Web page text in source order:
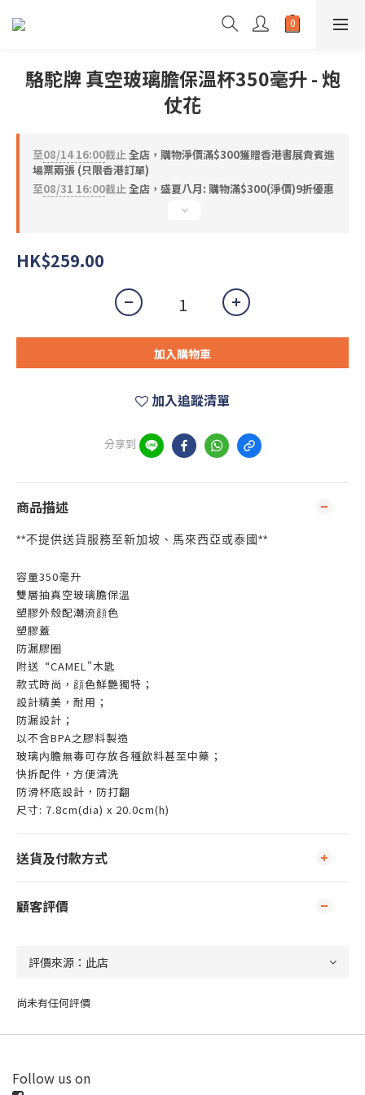
駱駝牌 真空玻璃膽保溫杯350毫升 - 炮
仗花
至08/14 16:00截止全店，購物淨價滿$300獲贈香港書展貴賓進
場票兩張 (只限香港訂單)
至08/31 16:00截止全店，盛夏八月: 購物滿$300(淨價)9折優惠
HK$259.00
加入購物車
加入追蹤清單
分享到
商品描述
**不提供送貨服務至新加坡、馬來西亞或泰國 **
容量350毫升
雙層抽真空玻璃膽保溫
塑膠外殼配潮流顔色
塑膠蓋
防漏膠圈
附送“CAMEL"木匙
款式時尚，顔色鮮艷獨特；
設計精美，耐用；
防漏設計；
以不含BPA之膠料製造
玻璃内膽無毒可存放各種飲料甚至中藥；
快拆配件，方便清洗
防滑杯底設計，防打翻
尺寸: 7.8cm(dia) x 20.0cm(h)
送貨及付款方式
顧客評價
尚未有任何評價
Follow us on